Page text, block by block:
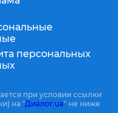
персональных
при условии ссылки
на "Диалог.ua" не ниже